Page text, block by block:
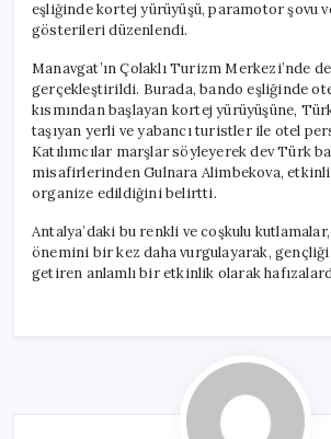
eşliğinde kortej yürüyüşü, paramotor şovu
gösterileri düzenlendi.
Manavgat’ın Çolaklı Turizm Merkezi’nde
gerçekleştirildi. Burada, bando eşliğinde
kısmından başlayan kortej yürüyüşüne,
taşıyan yerli ve yabancı turistler ile otel
Katılımcılar marşlar söyleyerek dev Türk
misafirlerinden Gulnara Alimbekova,
organize edildiğini belirtti.
Antalya’daki bu renkli ve coşkulu kutlamalar,
önemini bir kez daha vurgulayarak,
getiren anlamlı bir etkinlik olarak